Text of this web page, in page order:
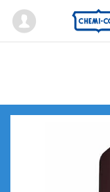
Mypage